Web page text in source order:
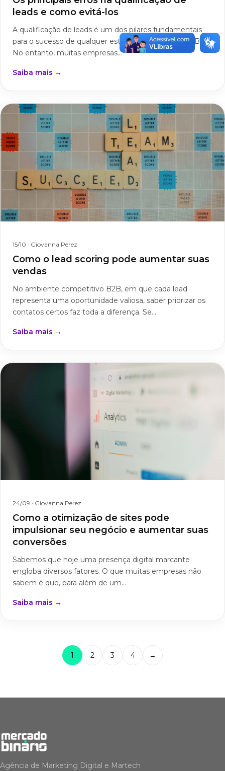
leads e como evitá-los
A qualificação de leads é um dos pilares fundamentais
para o sucesso de qualquer estratégia de vendas B2B.
No entanto, muitas empresas...
Saiba mais →
15/10 · Giovanna Perez
Como o lead scoring pode aumentar suas
vendas
No ambiente competitivo B2B, em que cada lead
representa uma oportunidade valiosa, saber priorizar os
contatos certos faz toda a diferença. Se...
Saiba mais →
24/09 · Giovanna Perez
Como a otimização de sites pode
impulsionar seu negócio e aumentar suas
conversões
Sabemos que hoje uma presença digital marcante
engloba diversos fatores. O que muitas empresas não
sabem é que, para além de um...
Saiba mais →
1 2 3 4 →
Agência de Marketing Digital e Martech